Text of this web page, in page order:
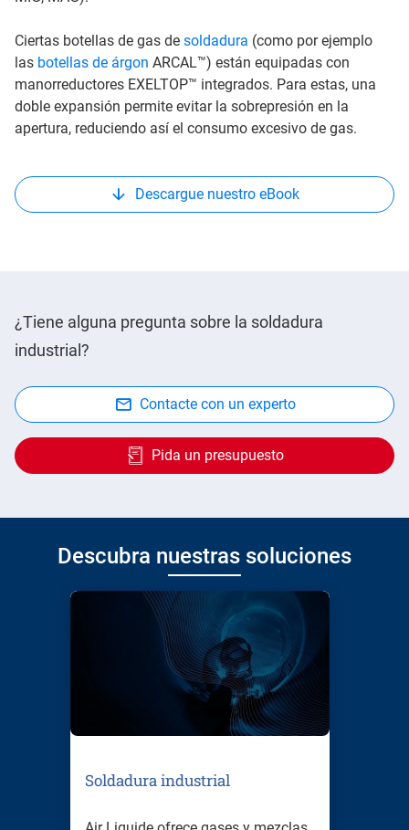
Ciertas botellas de gas de soldadura (como por ejemplo
las botellas de árgon ARCAL™) están equipadas con
manorreductores EXELTOP™ integrados. Para estas, una
doble expansión permite evitar la sobrepresión en la
apertura, reduciendo así el consumo excesivo de gas.
Descargue nuestro eBook
¿Tiene alguna pregunta sobre la soldadura
industrial?
Contacte con un experto
Pida un presupuesto
Descubra nuestras soluciones
Soldadura industrial